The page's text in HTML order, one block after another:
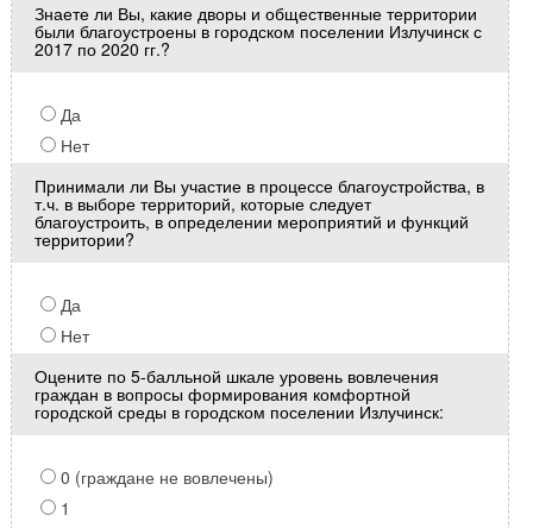
Знаете ли Вы, какие дворы и общественные территории
были благоустроены в городском поселении Излучинск с
2017 по 2020 гг.?
Да
Нет
Принимали ли Вы участие в процессе благоустройства, в
т.ч. в выборе территорий, которые следует
благоустроить, в определении мероприятий и функций
территории?
Да
Нет
Оцените по 5-балльной шкале уровень вовлечения
граждан в вопросы формирования комфортной
городской среды в городском поселении Излучинск:
0 (граждане не вовлечены)
1